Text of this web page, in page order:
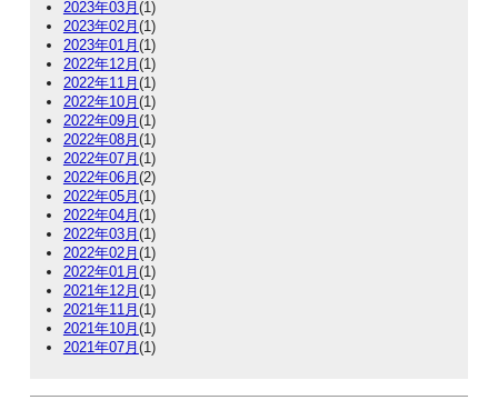
2023年03月 (1)
2023年02月 (1)
2023年01月 (1)
2022年12月 (1)
2022年11月 (1)
2022年10月 (1)
2022年09月 (1)
2022年08月 (1)
2022年07月 (1)
2022年06月 (2)
2022年05月 (1)
2022年04月 (1)
2022年03月 (1)
2022年02月 (1)
2022年01月 (1)
2021年12月 (1)
2021年11月 (1)
2021年10月 (1)
2021年07月 (1)